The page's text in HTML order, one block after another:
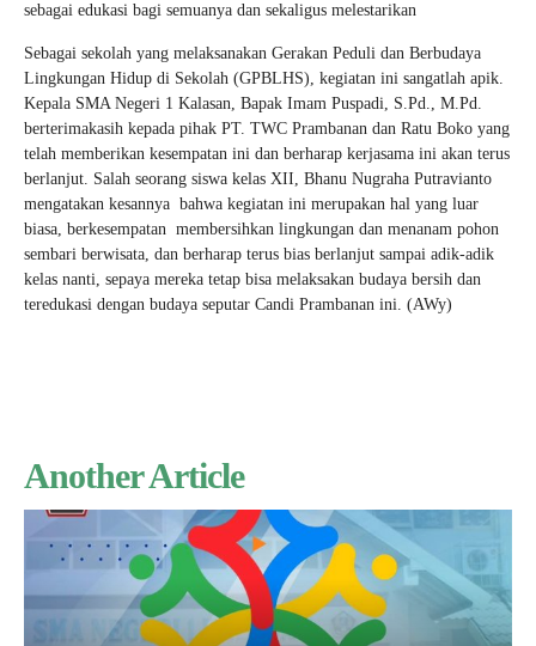
sebagai edukasi bagi semuanya dan sekaligus melestarikan
Sebagai sekolah yang melaksanakan Gerakan Peduli dan Berbudaya
Lingkungan Hidup di Sekolah (GPBLHS), kegiatan ini sangatlah apik.
Kepala SMA Negeri 1 Kalasan, Bapak Imam Puspadi, S.Pd., M.Pd.
berterimakasih kepada pihak PT. TWC Prambanan dan Ratu Boko yang
telah memberikan kesempatan ini dan berharap kerjasama ini akan terus
berlanjut. Salah seorang siswa kelas XII, Bhanu Nugraha Putravianto
mengatakan kesannya bahwa kegiatan ini merupakan hal yang luar
biasa, berkesempatan membersihkan lingkungan dan menanam pohon
sembari berwisata, dan berharap terus bias berlanjut sampai adik-adik
kelas nanti, sepaya mereka tetap bisa melaksakan budaya bersih dan
teredukasi dengan budaya seputar Candi Prambanan ini. (AWy)
Another Article